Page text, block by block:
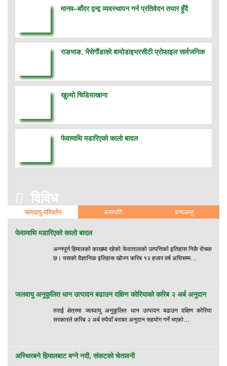
मानव–बाँदर द्वन्द्व व्यवस्थापन गर्न प्रतिवेदन तयार हुँदै
राङभाङ, भैसेगौंडाको बायोडाइभरसीटी प्रोफाइल सार्वजनिक
खुल्यो चिडियाखाना
फेवामाथि मडारिएको कालो बादल
विविध
जलवायु-परिवर्तन वनस्पति वन्यजन्तु
फेवामाथि मडारिएको कालो बादल
अन्नपूर्ण हिमालको काखमा रहेको फेवातालको उत्पत्तिको इतिहास निकै रोचक
छ। यसको वैज्ञानिक इतिहास खोज्न करिब १२ हजार वर्ष अघिसम्म…
जलवायु अनुकूलित धान उत्पादन बढाउन दक्षिण कोरियाको करिब २ अर्ब अनुदान
तराई क्षेत्रमा जलवायु अनुकूलित धान उत्पादन बढाउन दक्षिण कोरिया
सरकारले करिब २ अर्ब रुपैयाँ बराबर अनुदान सहयोग गर्ने भएको…
अस्थिरबने हिमालबाट बग्ने नदी, संकटको चेतावनी